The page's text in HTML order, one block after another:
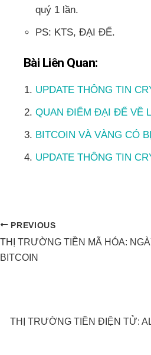
quý 1 lần.
PS: KTS, ĐẠI ĐẾ.
Bài Liên Quan:
UPDATE THÔNG TIN
QUAN ĐIỂM ĐẠI ĐẾ VỀ
BITCOIN VÀ VÀNG CÓ
UPDATE THÔNG TIN
PREVIOUS
THỊ TRƯỜNG TIỀN MÃ HÓA:
BITCOIN
THỊ TRƯỜNG TIỀN ĐIỆN TỬ: